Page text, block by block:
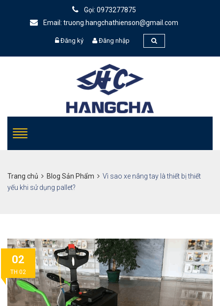
Gọi: 0973277875
Email: truong.hangchathienson@gmail.com
Đăng ký Đăng nhập
Trang chủ Blog Sản Phẩm
Vì sao xe nâng tay là thiết bị thiết
yếu khi sử dụng pallet?
02
TH 02